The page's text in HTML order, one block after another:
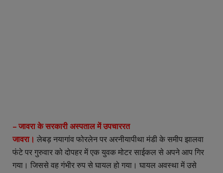
– जावरा के सरकारी अस्पताल में उपचाररत
जावरा। लेबड़ नयागांव फोरलेन पर अरनीयापीथा मंडी के समीप झालवा
फंटे पर गुरुवार को दोपहर में एक युवक मोटर साईकल से अपने आप गिर
गया। जिससे वह गंभीर रुप से घायल हो गया। घायल अवस्था में उसे